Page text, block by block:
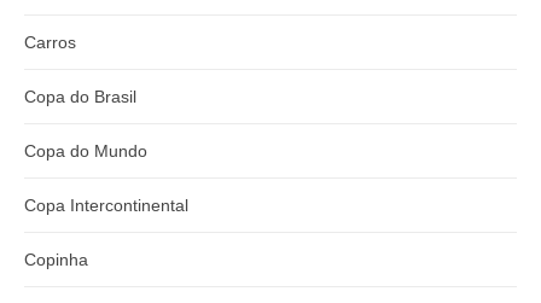
Carros
Copa do Brasil
Copa do Mundo
Copa Intercontinental
Copinha